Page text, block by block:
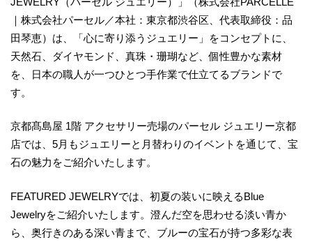
｜株式会社パーセル／本社：東京都渋谷区、代表取締役：品
田琴恵）は、「心に寄り添うジュエリー」をコンセプトに、
天然石、ダイヤモンド、真珠・珊瑚など、個性豊かな素材
を、日本の職人が一つひとつ手作業で仕立てるブランドで
す。
京都髙島屋 1階 アクセサリー売場のパーセル ジュエリー京都
店では、5月もジュエリーと月替わりのイベントを通じて、宝
石の魅力をご紹介いたします。
FEATURED JEWELRYでは、初夏の装いに映えるBlue
Jewelryをご紹介いたします。澄んだ空を思わせる淡い青か
ら、奥行きのある深い青まで、ブルーの宝石が持つ多彩な表